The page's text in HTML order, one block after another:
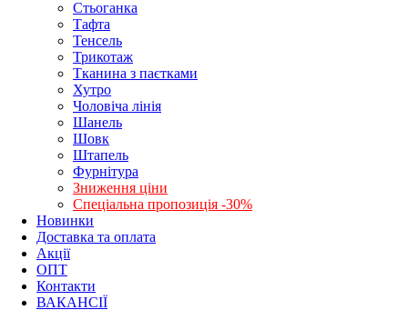
Стьоганка
Тафта
Тенсель
Трикотаж
Тканина з паєтками
Хутро
Чоловіча лінія
Шанель
Шовк
Штапель
Фурнітура
Зниження ціни
Спеціальна пропозиція -30%
Новинки
Доставка та оплата
Акції
ОПТ
Контакти
ВАКАНСІЇ